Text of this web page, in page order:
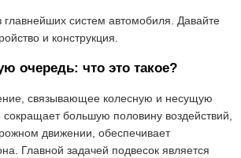
систем автомобиля. Давайте
и конструкция.
очередь: что это такое?
связывающее колесную и несущую
сокращает большую половину воздействий,
движении, обеспечивает
Главной задачей подвесок является